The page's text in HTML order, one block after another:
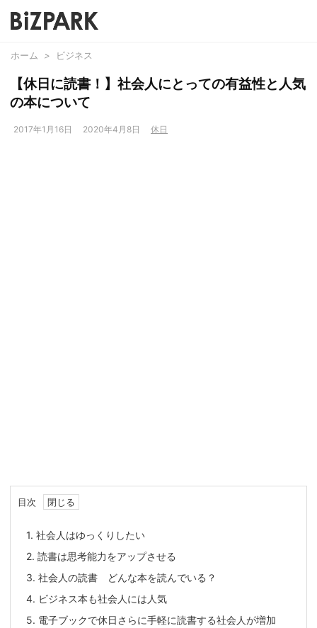
ホーム > ビジネス
【休日に読書！】社会人にとっての有益性と人気
の本について
2017年1月16日 2020年4月8日 休日
目次
1. 社会人はゆっくりしたい
2. 読書は思考能力をアップさせる
3. 社会人の読書 どんな本を読んでいる？
4. ビジネス本も社会人には人気
5. 電子ブックで休日さらに手軽に読書する社会人が増加